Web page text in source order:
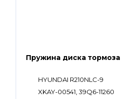
Пружина диска тормоза
HYUNDAI R210NLC-9
XKAY-00541, 39Q6-11260